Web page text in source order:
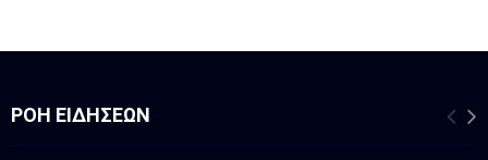
ΡΟΉ ΕΙΔΉΣΕΩΝ